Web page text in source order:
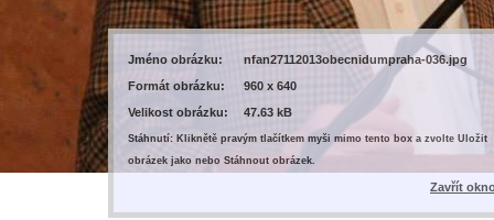
Jméno obrázku:
nfan27112013obecnidumpraha-036.jpg
Formát obrázku:
960 x 640
Velikost obrázku:
47.63 kB
Stáhnutí: Kliknětě pravým tlačítkem myši mimo tento box a zvolte Uložit
obrázek jako nebo Stáhnout obrázek.
Zavřít